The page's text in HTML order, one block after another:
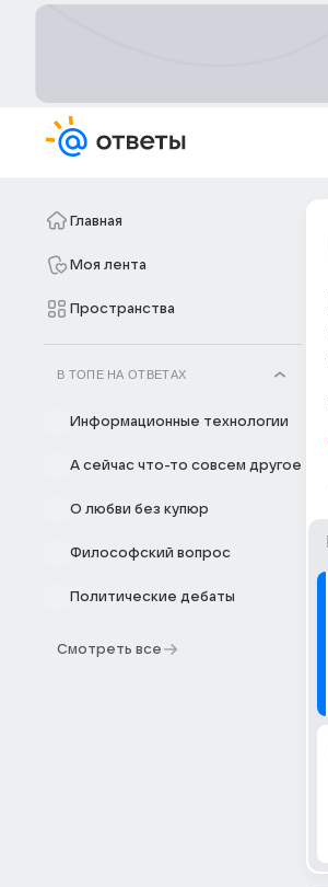
Главная
Моя лента
Пространства
В ТОПЕ НА ОТВЕТАХ
Информационные технологии
А сейчас что-то совсем другое
О любви без купюр
Философский вопрос
Политические дебаты
Смотреть все